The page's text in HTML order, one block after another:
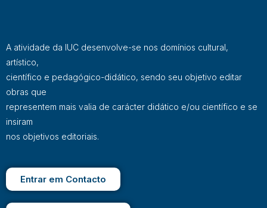
A atividade da IUC desenvolve-se nos domínios cultural,
artístico,
científico e pedagógico-didático, sendo seu objetivo editar
obras que
representem mais valia de carácter didático e/ou científico e se
insiram
nos objetivos editoriais.
Entrar em Contacto